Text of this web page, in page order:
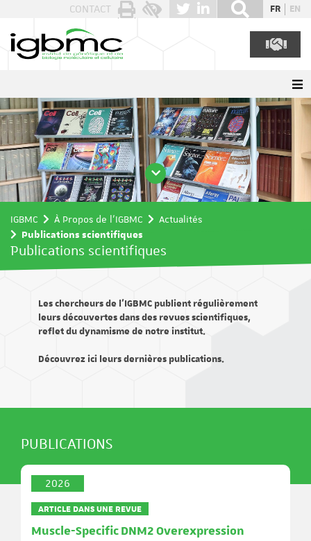
CONTACT FR EN
IGBMC À Propos de l'IGBMC
Actualités
Publications scientifiques
Publications scientifiques
Les chercheurs de l’IGBMC publient régulièrement
leurs découvertes dans des revues scientifiques,
reflet du dynamisme de notre institut.
Découvrez ici leurs dernières publications.
PUBLICATIONS
2026
ARTICLE DANS UNE REVUE
Muscle-Specific DNM2 Overexpression
Panneau de gestion des cookies